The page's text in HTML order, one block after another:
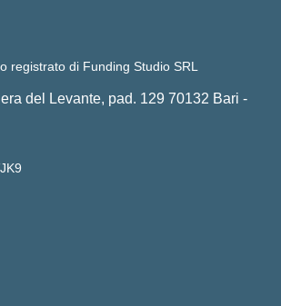
registrato di Funding Studio SRL
del Levante, pad. 129 70132 Bari -